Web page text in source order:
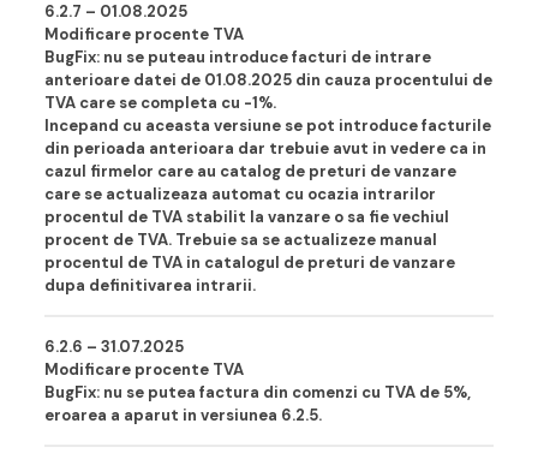
6.2.7 – 01.08.2025
Modificare procente TVA
BugFix: nu se puteau introduce facturi de intrare
anterioare datei de 01.08.2025 din cauza procentului de
TVA care se completa cu -1%.
Incepand cu aceasta versiune se pot introduce facturile
din perioada anterioara dar trebuie avut in vedere ca in
cazul firmelor care au catalog de preturi de vanzare
care se actualizeaza automat cu ocazia intrarilor
procentul de TVA stabilit la vanzare o sa fie vechiul
procent de TVA. Trebuie sa se actualizeze manual
procentul de TVA in catalogul de preturi de vanzare
dupa definitivarea intrarii.
6.2.6 – 31.07.2025
Modificare procente TVA
BugFix: nu se putea factura din comenzi cu TVA de 5%,
eroarea a aparut in versiunea 6.2.5.